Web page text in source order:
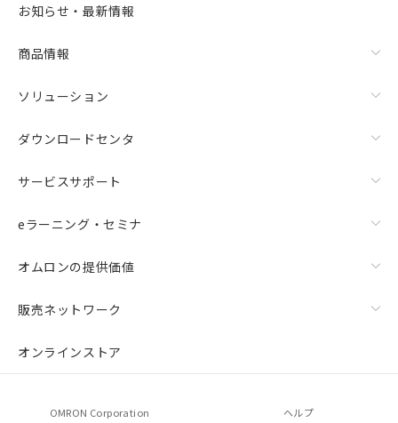
お知らせ・最新情報
商品情報
ソリューション
ダウンロードセンタ
サービスサポート
eラーニング・セミナ
オムロンの提供価値
販売ネットワーク
オンラインストア
OMRON Corporation ヘルプ